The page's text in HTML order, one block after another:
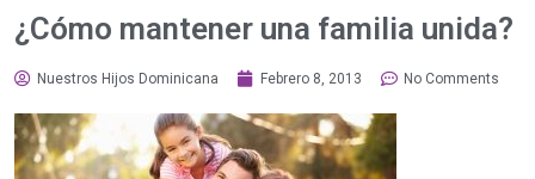
¿Cómo mantener una familia unida?
Nuestros Hijos Dominicana Febrero 8, 2013 No Comments